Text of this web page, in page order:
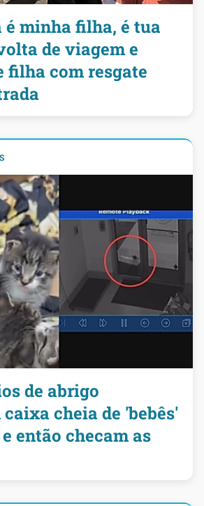
é minha filha, é tua
de viagem e
filha com resgate
de abrigo
cheia de 'bebês'
então checam as